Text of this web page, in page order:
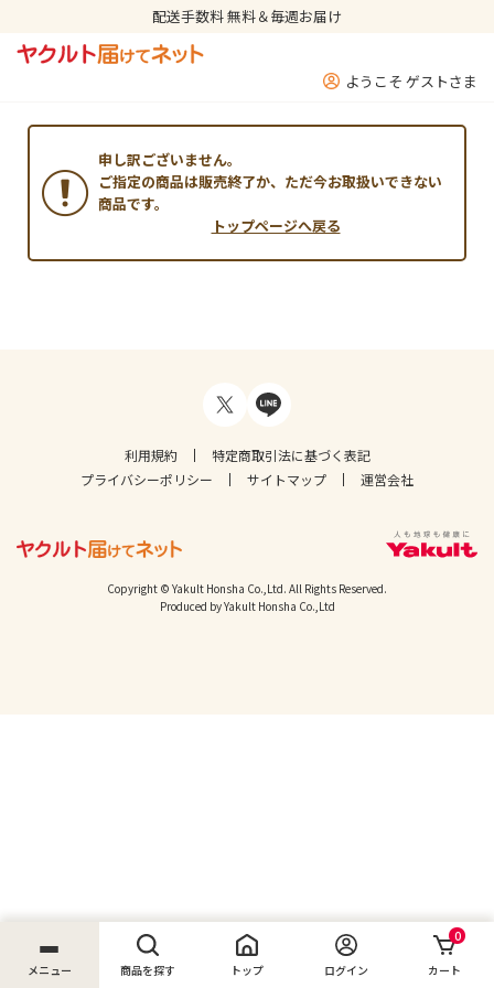
配送手数料 無料＆毎週お届け
ようこそ ゲストさま
メニュー 商品を探す トップ ログイン
0
カート
申し訳ございません。
ご指定の商品は販売終了か、ただ今お取扱いできない
商品です。
トップページへ戻る
利用規約
特定商取引法に基づく表記
プライバシーポリシー
サイトマップ 運営会社
Copyright © Yakult Honsha Co.,Ltd. All Rights Reserved.
Produced by Yakult Honsha Co.,Ltd